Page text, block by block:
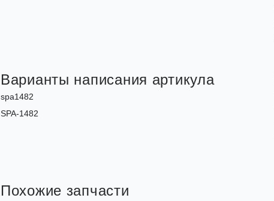
Варианты написания артикула
spa1482
SPA-1482
Похожие запчасти